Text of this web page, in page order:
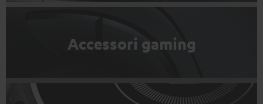
Accessori gaming